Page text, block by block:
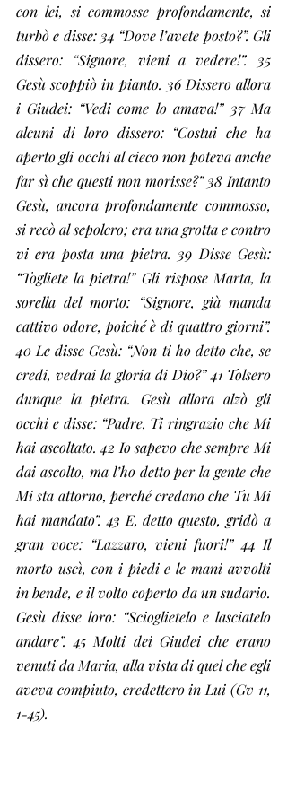
con lei, si commosse profondamente, si
turbò e disse: 34 “Dove l’avete posto?”. Gli
dissero: “Signore, vieni a vedere!”. 35
Gesù scoppiò in pianto. 36 Dissero allora
i Giudei: “Vedi come lo amava!” 37 Ma
alcuni di loro dissero: “Costui che ha
aperto gli occhi al cieco non poteva anche
far sì che questi non morisse?” 38 Intanto
Gesù, ancora profondamente commosso,
si recò al sepolcro; era una grotta e contro
vi era posta una pietra. 39 Disse Gesù:
“Togliete la pietra!” Gli rispose Marta, la
sorella del morto: “Signore, già manda
cattivo odore, poiché è di quattro giorni”.
40 Le disse Gesù: “Non ti ho detto che, se
credi, vedrai la gloria di Dio?” 41 Tolsero
dunque la pietra. Gesù allora alzò gli
occhi e disse: “Padre, Ti ringrazio che Mi
hai ascoltato. 42 Io sapevo che sempre Mi
dai ascolto, ma l’ho detto per la gente che
Mi sta attorno, perché credano che Tu Mi
hai mandato”. 43 E, detto questo, gridò a
gran voce: “Lazzaro, vieni fuori!” 44 Il
morto uscì, con i piedi e le mani avvolti
in bende, e il volto coperto da un sudario.
Gesù disse loro: “Scioglietelo e lasciatelo
andare”. 45 Molti dei Giudei che erano
venuti da Maria, alla vista di quel che egli
aveva compiuto, credettero in Lui (Gv 11,
1-45).